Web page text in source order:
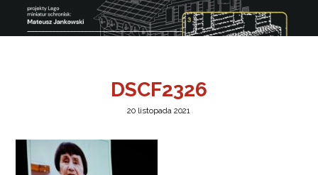
DSCF2326
20 listopada 2021